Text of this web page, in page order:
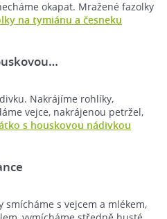
okapat. Mražené fazolky
na tymiánu a česneku
Nakrájíme rohlíky,
vejce, nakrájenou petržel,
s houskovou nádivkou
s vejcem a mlékem,